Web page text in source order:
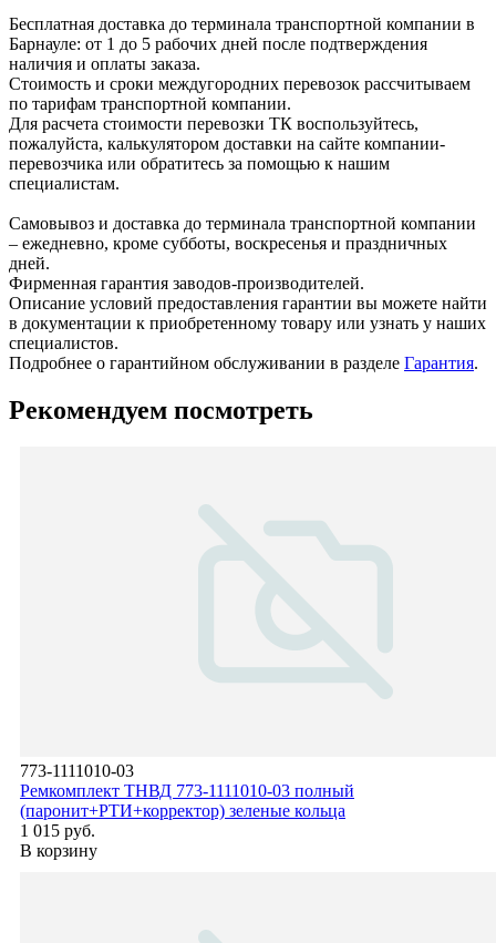
Бесплатная доставка до терминала транспортной компании в
Барнауле: от 1 до 5 рабочих дней после подтверждения
наличия и оплаты заказа.
Стоимость и сроки междугородних перевозок рассчитываем
по тарифам транспортной компании.
Для расчета стоимости перевозки ТК воспользуйтесь,
пожалуйста, калькулятором доставки на сайте компании-
перевозчика или обратитесь за помощью к нашим
специалистам.
Самовывоз и доставка до терминала транспортной компании
– ежедневно, кроме субботы, воскресенья и праздничных
дней.
Фирменная гарантия заводов-производителей.
Описание условий предоставления гарантии вы можете найти
в документации к приобретенному товару или узнать у наших
специалистов.
Подробнее о гарантийном обслуживании в разделе Гарантия.
Рекомендуем посмотреть
773-1111010-03
Ремкомплект ТНВД 773-1111010-03 полный
(паронит+РТИ+корректор) зеленые кольца
1 015 руб.
В корзину